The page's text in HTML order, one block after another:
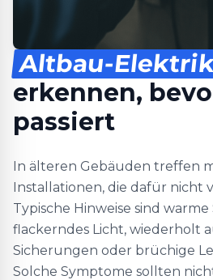
Altbau-
erkennen,
passiert
In älteren Gebäuden treffen
Installationen, die dafür nicht
Typische Hinweise sind
flackerndes Licht, wiederholt
Sicherungen oder brüchige
Solche Symptome sollten